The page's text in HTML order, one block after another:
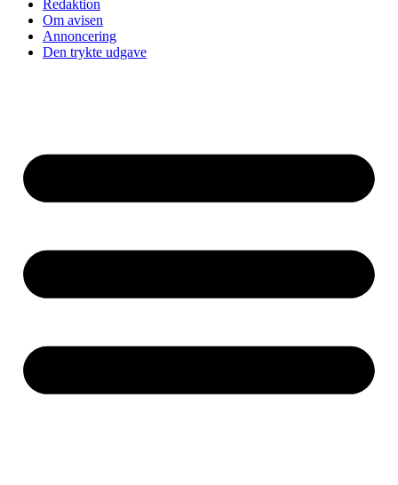
Redaktion
Om avisen
Annoncering
Den trykte udgave